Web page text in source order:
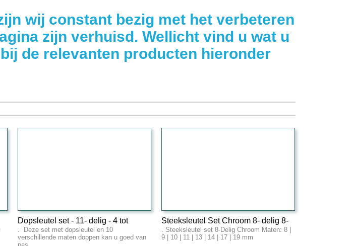
Dopsleutel set - 11- delig - 4 tot
13mm
. Deze set met dopsleutel en 10
verschillende maten doppen kan u goed van
Steeksleutel Set Chroom 8- delig 8-
19mm
. Steeksleutel set 8-Delig Chroom Maten: 8 |
9 | 10 | 11 | 13 | 14 | 17 | 19 mm